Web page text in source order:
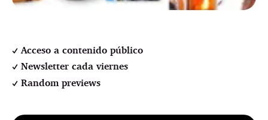
Acceso a contenido público
Newsletter cada viernes
Random previews